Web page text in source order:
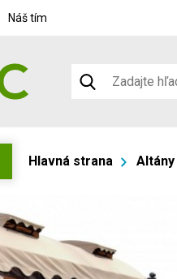
Náš tím
Hlavná strana